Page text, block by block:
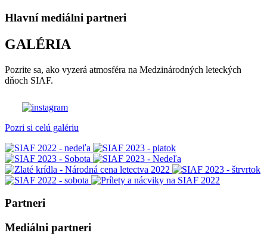
Hlavní mediálni partneri
GALÉRIA
Pozrite sa, ako vyzerá atmosféra na Medzinárodných leteckých
dňoch SIAF.
Pozri si celú galériu
Partneri
Mediálni partneri